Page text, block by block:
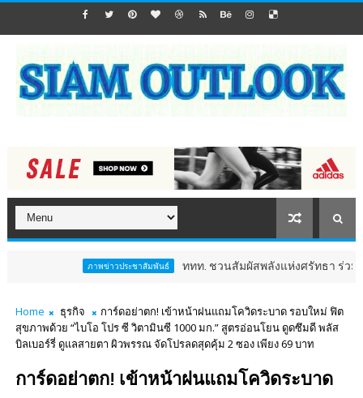
ภาพข่าวประชาสัมพันธ์ ททท. ชวนสัมผัสพลังแห่งศรัทธา ร่วมงาน "ห่มผ้
Home ธุรกิจ
การ์ดอย่าตก! เข้าหน้าฝนแถมโควิดระบาด รอบใหม่ ฟิต
สุขภาพด้วย “ไบโอ โปร ซี วิตามินซี 1000 มก.” สูตรอ่อนโยน ดูดซึมดี พลัส
บิลเบอร์รี่ ดูแลสายตา ผิวพรรณ จัดโปรลดสุดคุ้ม 2 ซอง เพียง 69 บาท
การ์ดอย่าตก! เข้าหน้าฝนแถมโควิดระบาด